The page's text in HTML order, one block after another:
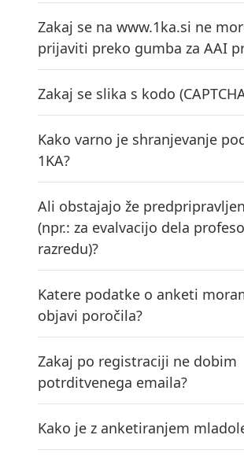
Zakaj se na www.1ka.si ne
prijaviti preko gumba za AAI
Zakaj se slika s kodo
Kako varno je shranjevanje
1KA?
Ali obstajajo že
(npr.: za evalvacijo dela
razredu)?
Katere podatke o anketi
objavi poročila?
Zakaj po registraciji ne dobim
potrditvenega emaila?
Kako je z anketiranjem